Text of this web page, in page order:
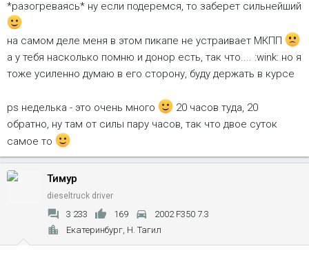
Хотя чем дальше, те бльше мне идея с этим пекапчегом
нравится!
Держи меня в курсе дел плиз! Я постараюсь выкроить
недельку под эту авантюру!
*разогреваясь* ну если подеремся, то заберет сильнейший
на самом деле меня в этом пикапе не устраивает МКПП
а у тебя насколько помню и донор есть, так что.... :wink: но я
тоже усиленно думаю в его сторону, буду держать в курсе
ps неделька - это очень много
20 часов туда, 20
обратно, ну там от силы пару часов, так что двое суток
самое то
Тимур
dieseltruck driver
3 233 169
2002 F350 7.3
Екатеринбург, Н. Тагил